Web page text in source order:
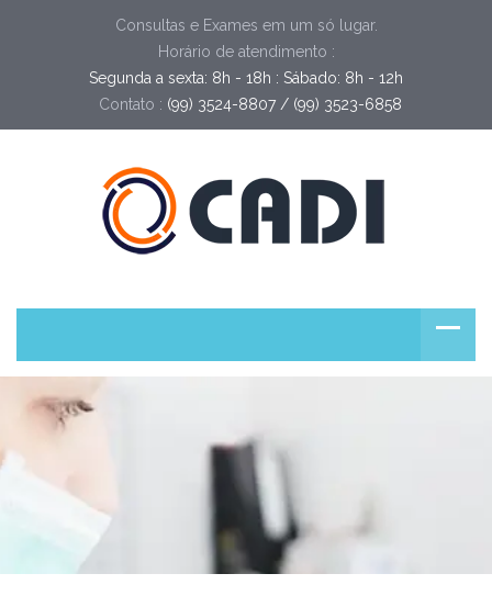
Consultas e Exames em um só lugar.
Horário de atendimento :
Segunda a sexta: 8h - 18h : Sábado: 8h - 12h
Contato : (99) 3524-8807 / (99) 3523-6858